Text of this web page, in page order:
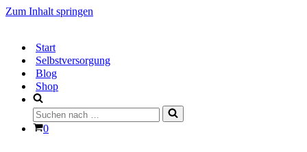
Zum Inhalt springen
Start
Selbstversorgung
Blog
Shop
Suchen
nach …
Warenkorb
0